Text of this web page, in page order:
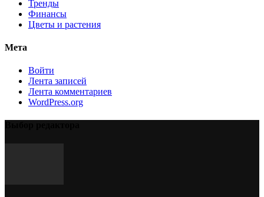
Тренды
Финансы
Цветы и растения
Мета
Войти
Лента записей
Лента комментариев
WordPress.org